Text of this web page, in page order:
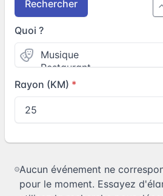
Rechercher
Quoi ?
Rayon (KM)
Aucun événement ne
pour le moment. Essayez